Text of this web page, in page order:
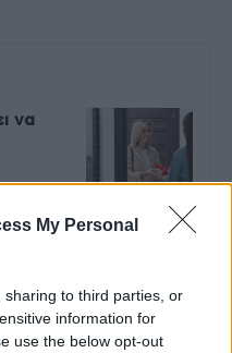
My Personal
to third parties, or
information for
use the below opt-out
να